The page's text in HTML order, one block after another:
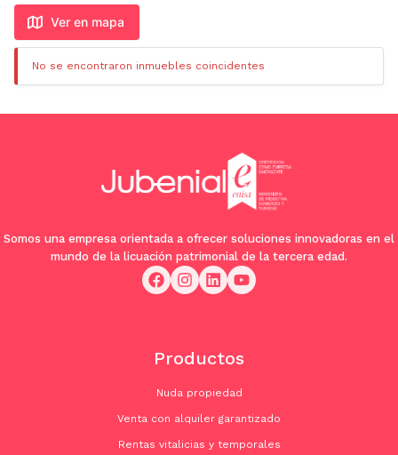
Ver en mapa
No se encontraron inmuebles coincidentes
Somos una empresa orientada a ofrecer soluciones innovadoras en el
mundo de la licuación patrimonial de la tercera edad.
Productos
Nuda propiedad
Venta con alquiler garantizado
Rentas vitalicias y temporales